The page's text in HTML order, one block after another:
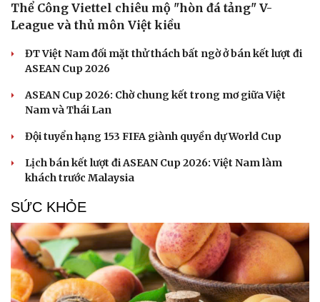
Hạt giống tâm hồn
Thể Công Viettel chiêu mộ "hòn đá tảng" V-
League và thủ môn Việt kiều
ĐT Việt Nam đối mặt thử thách bất ngờ ở bán kết lượt đi
ASEAN Cup 2026
ASEAN Cup 2026: Chờ chung kết trong mơ giữa Việt
Nam và Thái Lan
Đội tuyển hạng 153 FIFA giành quyền dự World Cup
Lịch bán kết lượt đi ASEAN Cup 2026: Việt Nam làm
khách trước Malaysia
SỨC KHỎE